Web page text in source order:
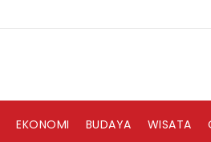
EKONOMI BUDAYA WISATA